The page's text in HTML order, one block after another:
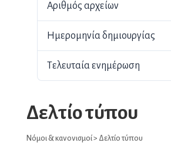
Αριθμός αρχείων
Ημερομηνία δημιουργίας
Τελευταία ενημέρωση
Δελτίο τύπου
Νόμοι & κανονισμοί> Δελτίο τύπου